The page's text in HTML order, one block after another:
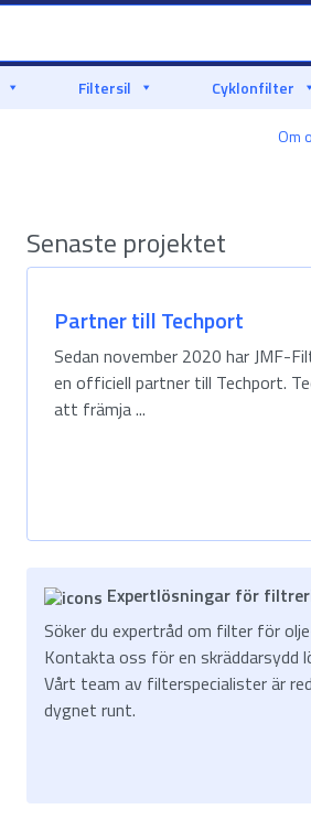
Filtersil Cyklonfilter
Tillverkad i Europa,Om
Senaste projektet
Partner till Techport
Sedan november 2020 har JMF-
en officiell partner till Techport.
att främja ...
Expertlösningar för
Söker du expertråd om filter för
Kontakta oss för en skräddarsydd
Vårt team av filterspecialister är
dygnet runt.